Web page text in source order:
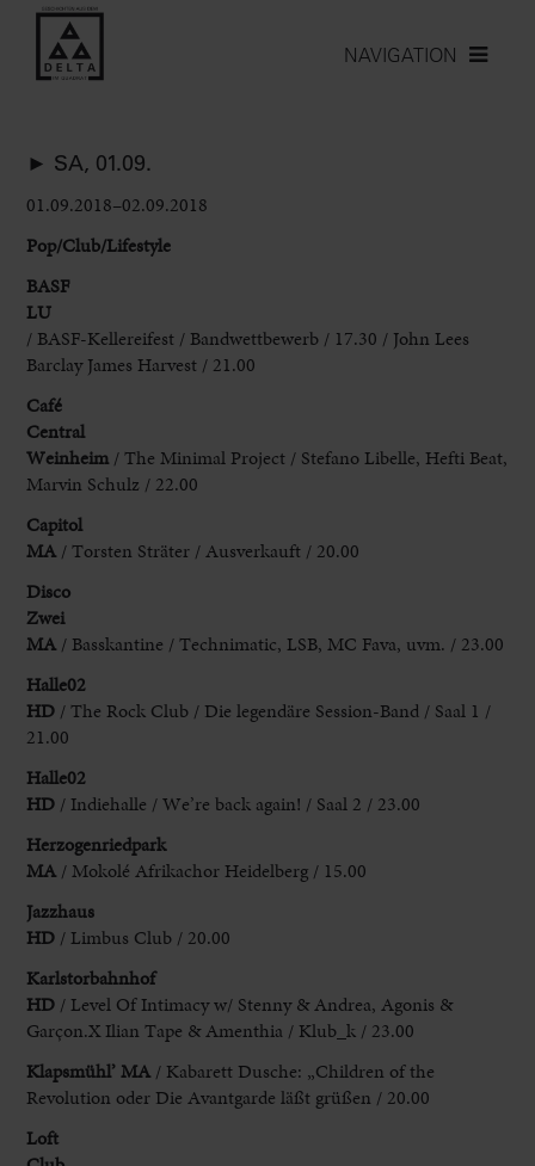
NAVIGATION
► SA, 01.09.
01.09.2018–02.09.2018
Pop/Club/Lifestyle
BASF
LU
/ BASF-Kellereifest / Bandwettbewerb / 17.30 / John Lees
Barclay James Harvest / 21.00
Café
Central
Weinheim / The Minimal Project / Stefano Libelle, Hefti Beat,
Marvin Schulz / 22.00
Capitol
MA / Torsten Sträter / Ausverkauft / 20.00
Disco
Zwei
MA / Basskantine / Technimatic, LSB, MC Fava, uvm. / 23.00
Halle02
HD / The Rock Club / Die legendäre Session-Band / Saal 1 /
21.00
Halle02
HD / Indiehalle / We’re back again! / Saal 2 / 23.00
Herzogenriedpark
MA / Mokolé Afrikachor Heidelberg / 15.00
Jazzhaus
HD / Limbus Club / 20.00
Karlstorbahnhof
HD / Level Of Intimacy w/ Stenny & Andrea, Agonis &
Garçon.X Ilian Tape & Amenthia / Klub_k / 23.00
Klapsmühl’ MA / Kabarett Dusche: „Children of the
Revolution oder Die Avantgarde läßt grüßen / 20.00
Loft